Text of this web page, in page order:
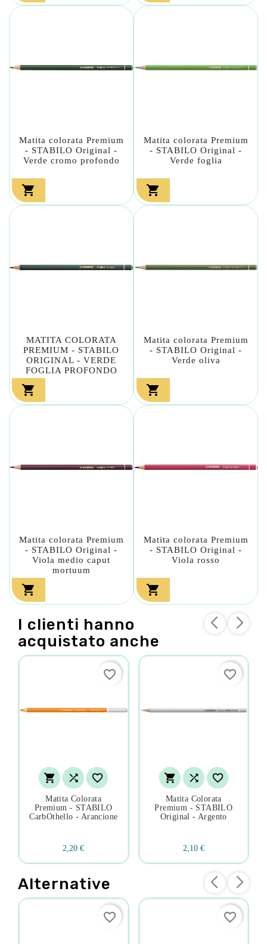
Matita colorata Premium
- STABILO Original -
Verde cromo profondo

Matita colorata Premium
- STABILO Original -
Verde foglia

MATITA COLORATA
PREMIUM - STABILO
ORIGINAL - VERDE
FOGLIA PROFONDO

Matita colorata Premium
- STABILO Original -
Verde oliva

Matita colorata Premium
- STABILO Original -
Viola medio caput
mortuum

Matita colorata Premium
- STABILO Original -
Viola rosso

I clienti hanno
acquistato anche
  
Matita Colorata
Premium - STABILO
CarbOthello - Arancione
2,20 €
favorite_border
  
Matita Colorata
Premium - STABILO
Original - Argento
2,10 €
favorite_border
Alternative
favorite_border favorite_border